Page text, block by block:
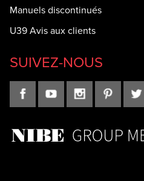
Manuels discontinués
U39 Avis aux clients
SUIVEZ-NOUS